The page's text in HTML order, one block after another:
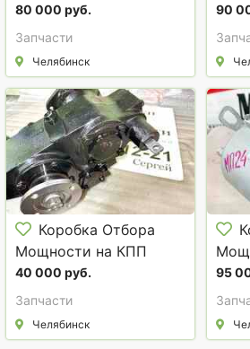
00160 на РК а/м
КАМАЗ.
80 000 руб.
Запчасти
Челябинск
90
Коробка Отбора
Мощности на КПП
Газ-66; 3307 (под
кардан и НШ).
40 000 руб.
Запчасти
Челябинск
95